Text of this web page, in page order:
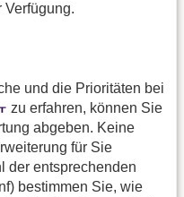
Verfügung.
und die Prioritäten bei
zu erfahren, können Sie
abgeben. Keine
für Sie
der entsprechenden
bestimmen Sie, wie